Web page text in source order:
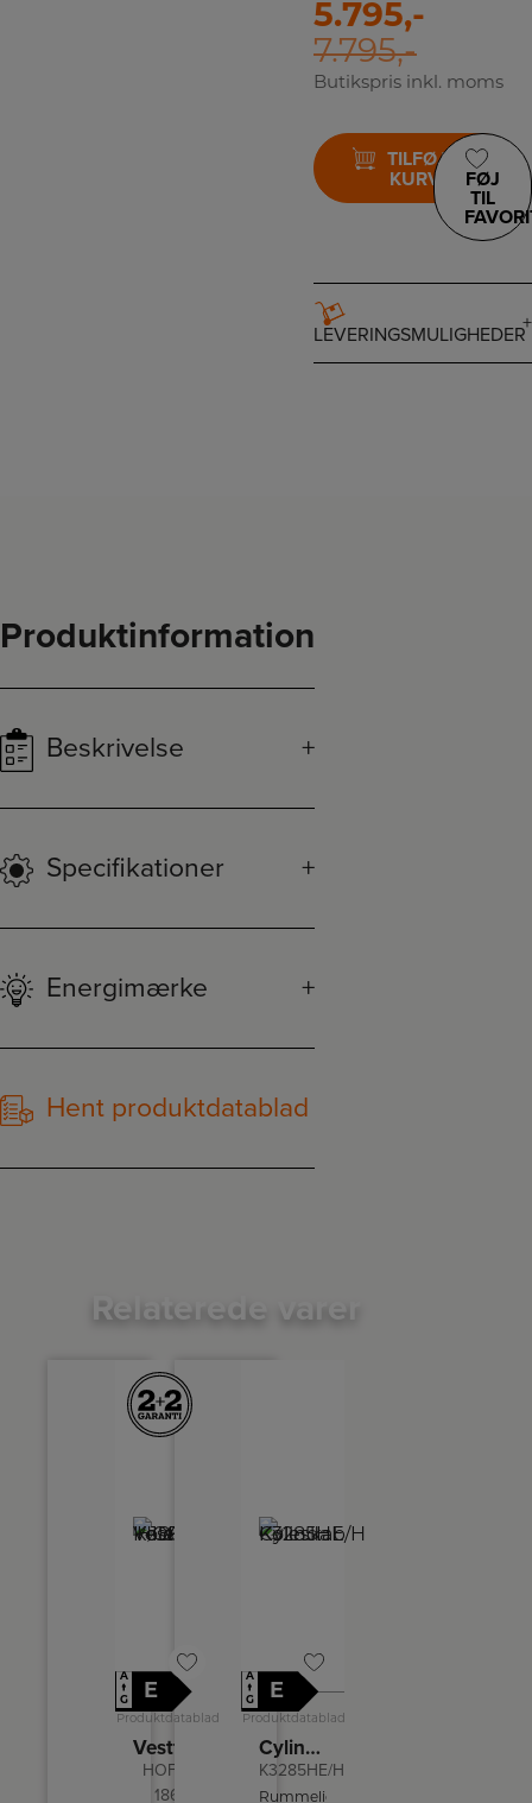
5.795,-
7.795,-
Butikspris inkl. moms
TILFØJ TIL
KURV
FØJ
TIL
LEVERINGSMULIGHEDER
Produktinformation
Beskrivelse
Specifikationer
Energimærke
Hent produktdatablad
Relaterede varer
A
↑
G
E
Produktdatablad
HOF K
186
A
↑
G
E
Produktdatablad
Cylinda Køleskab
K3285HE/H
Rummeligt